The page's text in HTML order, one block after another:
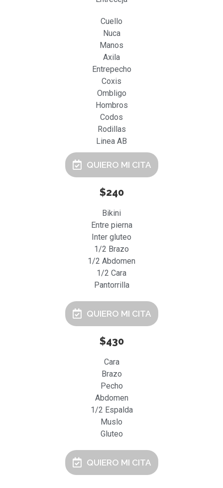
Cuello
Nuca
Manos
Axila
Entrepecho
Coxis
Ombligo
Hombros
Codos
Rodillas
Linea AB
QUIERO MI CITA
$240
Bikini
Entre pierna
Inter gluteo
1/2 Brazo
1/2 Abdomen
1/2 Cara
Pantorrilla
QUIERO MI CITA
$430
Cara
Brazo
Pecho
Abdomen
1/2 Espalda
Muslo
Gluteo
QUIERO MI CITA